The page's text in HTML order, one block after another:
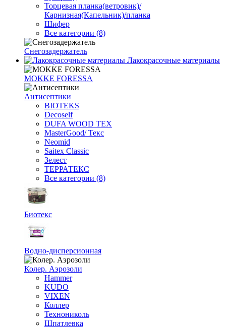
Торцевая планка(ветровик)/
Карнизная(Капельник)/планка
Шифер
Все категории (8)
Снегозадержатель
Лакокрасочные материалы
MOKKE FORESSA
Антисептики
BIOTEKS
Decoself
DUFA WOOD TEX
MasterGood/ Текс
Neomid
Saitex Classic
Зелест
ТЕРРАТЕКС
Все категории (8)
Биотекс
Водно-дисперсионная
Колер. Аэрозоли
Hammer
KUDO
VIXEN
Коллер
Технониколь
Шпатлевка